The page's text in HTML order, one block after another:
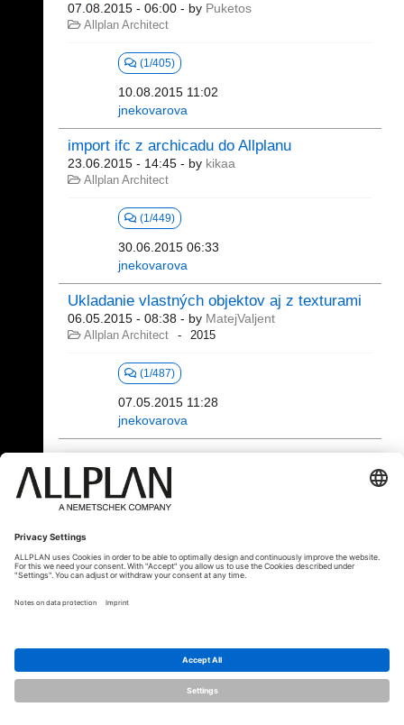
07.08.2015 - 06:00 - by Puketos
Allplan Architect
(1/405)
10.08.2015 11:02
jnekovarova
import ifc z archicadu do Allplanu
23.06.2015 - 14:45 - by kikaa
Allplan Architect
(1/449)
30.06.2015 06:33
jnekovarova
Ukladanie vlastných objektov aj z texturami
06.05.2015 - 08:38 - by MatejValjent
Allplan Architect 2015
(1/487)
07.05.2015 11:28
jnekovarova
101 - 120 (330)
⇤
ALLPLAN je součástí skupiny
Group